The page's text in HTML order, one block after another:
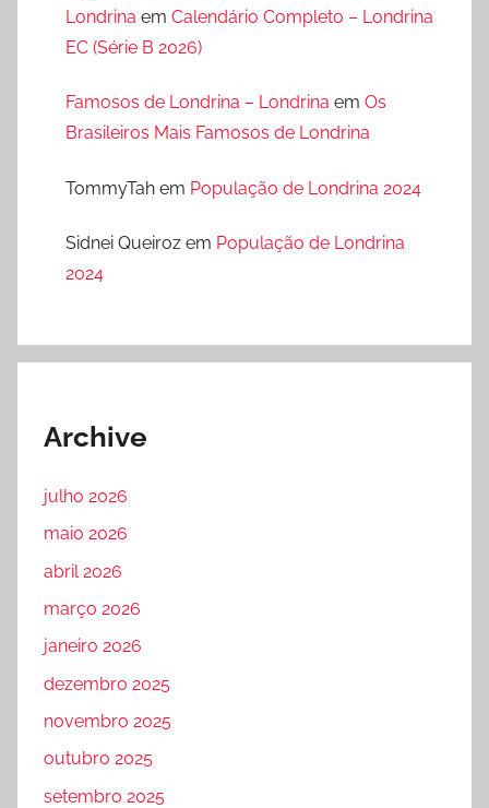
Londrina em Calendário Completo – Londrina
EC (Série B 2026)
Famosos de Londrina – Londrina em Os
Brasileiros Mais Famosos de Londrina
TommyTah em População de Londrina 2024
Sidnei Queiroz em População de Londrina
2024
Archive
julho 2026
maio 2026
abril 2026
março 2026
janeiro 2026
dezembro 2025
novembro 2025
outubro 2025
setembro 2025